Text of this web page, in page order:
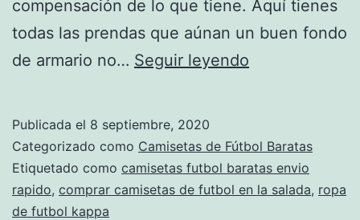
compensación de lo que tiene. Aquí tienes
todas las prendas que aúnan un buen fondo
de armario no… Seguir leyendo
baratas
replicas
para
Publicada el 8 septiembre, 2020
Categorizado como Camisetas de Fútbol Baratas
Etiquetado como camisetas futbol baratas envio
rapido, comprar camisetas de futbol en la salada, ropa
de futbol kappa